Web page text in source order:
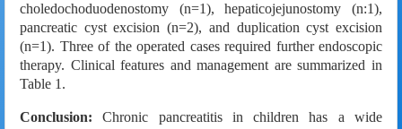
choledochoduodenostomy (n=1), hepaticojejunostomy (n:1),
pancreatic cyst excision (n=2), and duplication cyst excision
(n=1). Three of the operated cases required further endoscopic
therapy. Clinical features and management are summarized in
Table 1.
Conclusion:Chronic pancreatitis in children has a wide